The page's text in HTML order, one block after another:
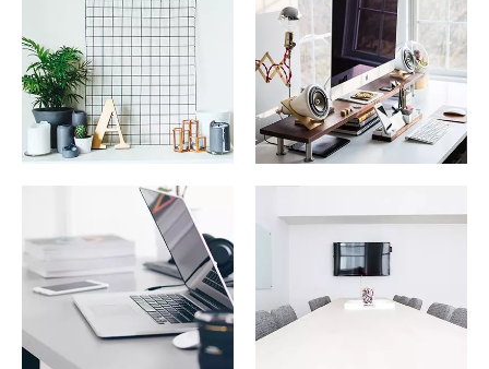
Van bướm có thể được
kích hoạt bằng tay hoặc
bằng khí nén.
Van bướm có thể được
kích hoạt bằng tay hoặc
bằng khí nén.